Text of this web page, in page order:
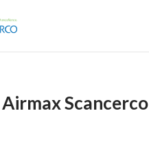
Scancerco